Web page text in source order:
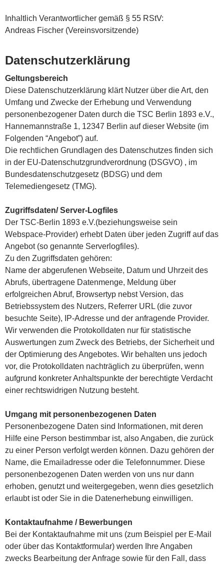
Inhaltlich Verantwortlicher gemäß § 55 RStV:
Andreas Fischer (Vereinsvorsitzende)
Datenschutzerklärung
Geltungsbereich
Diese Datenschutzerklärung klärt Nutzer über die Art, den
Umfang und Zwecke der Erhebung und Verwendung
personenbezogener Daten durch die TSC Berlin 1893 e.V.,
Hannemannstraße 1, 12347 Berlin auf dieser Website (im
Folgenden “Angebot”) auf.
Die rechtlichen Grundlagen des Datenschutzes finden sich
in der EU-Datenschutzgrundverordnung (DSGVO) , im
Bundesdatenschutzgesetz (BDSG) und dem
Telemediengesetz (TMG).
Zugriffsdaten/ Server-Logfiles
Der TSC-Berlin 1893 e.V.(beziehungsweise sein
Webspace-Provider) erhebt Daten über jeden Zugriff auf das
Angebot (so genannte Serverlogfiles).
Zu den Zugriffsdaten gehören:
Name der abgerufenen Webseite, Datum und Uhrzeit des
Abrufs, übertragene Datenmenge, Meldung über
erfolgreichen Abruf, Browsertyp nebst Version, das
Betriebssystem des Nutzers, Referrer URL (die zuvor
besuchte Seite), IP-Adresse und der anfragende Provider.
Wir verwenden die Protokolldaten nur für statistische
Auswertungen zum Zweck des Betriebs, der Sicherheit und
der Optimierung des Angebotes. Wir behalten uns jedoch
vor, die Protokolldaten nachträglich zu überprüfen, wenn
aufgrund konkreter Anhaltspunkte der berechtigte Verdacht
einer rechtswidrigen Nutzung besteht.
Umgang mit personenbezogenen Daten
Personenbezogene Daten sind Informationen, mit deren
Hilfe eine Person bestimmbar ist, also Angaben, die zurück
zu einer Person verfolgt werden können. Dazu gehören der
Name, die Emailadresse oder die Telefonnummer. Diese
personenbezogenen Daten werden von uns nur dann
erhoben, genutzt und weitergegeben, wenn dies gesetzlich
erlaubt ist oder Sie in die Datenerhebung einwilligen.
Kontaktaufnahme / Bewerbungen
Bei der Kontaktaufnahme mit uns (zum Beispiel per E-Mail
oder über das Kontaktformular) werden Ihre Angaben
zwecks Bearbeitung der Anfrage sowie für den Fall, dass